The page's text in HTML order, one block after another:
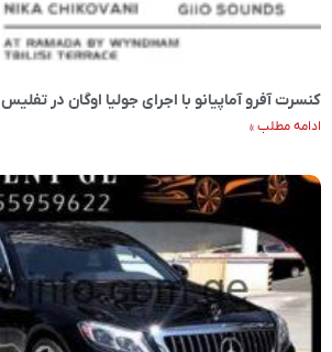
کنسرت آفرو آماپیانو با اجرای جولیا اوگان در تفلیس
ادامه مطلب »